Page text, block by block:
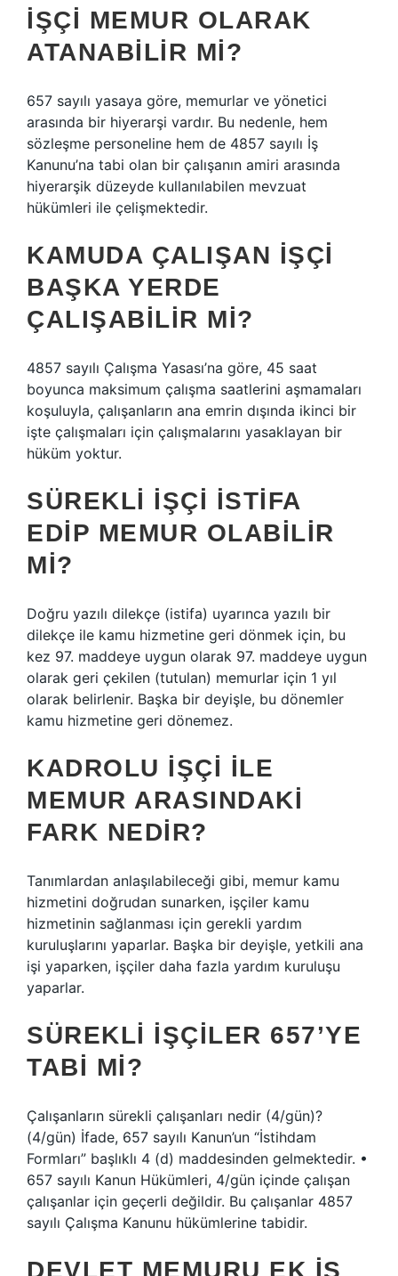
İŞÇI MEMUR OLARAK
ATANABILIR MI?
657 sayılı yasaya göre, memurlar ve yönetici
arasında bir hiyerarşi vardır. Bu nedenle, hem
sözleşme personeline hem de 4857 sayılı İş
Kanunu’na tabi olan bir çalışanın amiri arasında
hiyerarşik düzeyde kullanılabilen mevzuat
hükümleri ile çelişmektedir.
KAMUDA ÇALIŞAN IŞÇI
BAŞKA YERDE
ÇALIŞABILIR MI?
4857 sayılı Çalışma Yasası’na göre, 45 saat
boyunca maksimum çalışma saatlerini aşmamaları
koşuluyla, çalışanların ana emrin dışında ikinci bir
işte çalışmaları için çalışmalarını yasaklayan bir
hüküm yoktur.
SÜREKLI IŞÇI ISTIFA
EDIP MEMUR OLABILIR
MI?
Doğru yazılı dilekçe (istifa) uyarınca yazılı bir
dilekçe ile kamu hizmetine geri dönmek için, bu
kez 97. maddeye uygun olarak 97. maddeye uygun
olarak geri çekilen (tutulan) memurlar için 1 yıl
olarak belirlenir. Başka bir deyişle, bu dönemler
kamu hizmetine geri dönemez.
KADROLU IŞÇI ILE
MEMUR ARASINDAKI
FARK NEDIR?
Tanımlardan anlaşılabileceği gibi, memur kamu
hizmetini doğrudan sunarken, işçiler kamu
hizmetinin sağlanması için gerekli yardım
kuruluşlarını yaparlar. Başka bir deyişle, yetkili ana
işi yaparken, işçiler daha fazla yardım kuruluşu
yaparlar.
SÜREKLI IŞÇILER 657’YE
TABI MI?
Çalışanların sürekli çalışanları nedir (4/gün)?
(4/gün) İfade, 657 sayılı Kanun’un “İstihdam
Formları” başlıklı 4 (d) maddesinden gelmektedir. •
657 sayılı Kanun Hükümleri, 4/gün içinde çalışan
çalışanlar için geçerli değildir. Bu çalışanlar 4857
sayılı Çalışma Kanunu hükümlerine tabidir.
DEVLET MEMURU EK IŞ